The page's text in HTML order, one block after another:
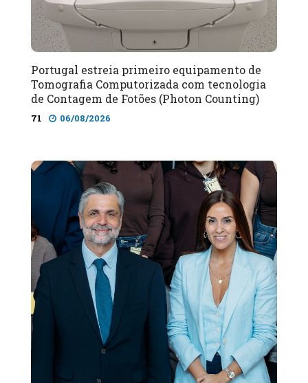
Portugal estreia primeiro equipamento de
Tomografia Computorizada com tecnologia
de Contagem de Fotões (Photon Counting)
71 06/08/2026